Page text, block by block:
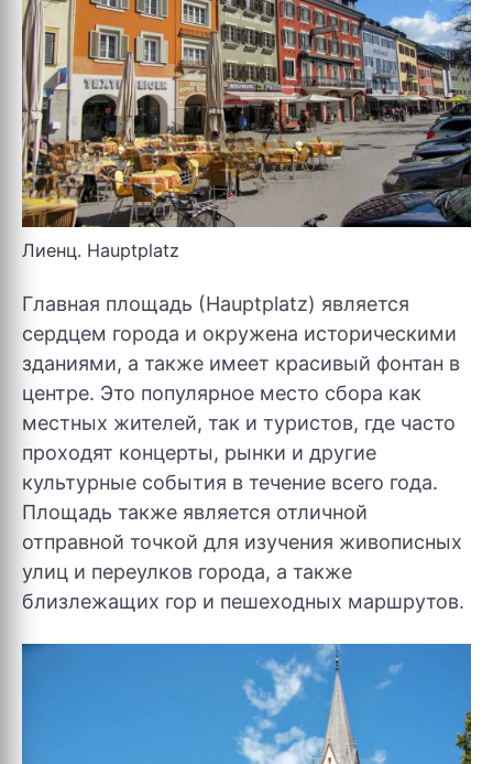
Лиенц. Hauptplatz
Главная площадь (Hauptplatz) является
сердцем города и окружена историческими
зданиями, а также имеет красивый фонтан в
центре. Это популярное место сбора как
местных жителей, так и туристов, где часто
проходят концерты, рынки и другие
культурные события в течение всего года.
Площадь также является отличной
отправной точкой для изучения живописных
улиц и переулков города, а также
близлежащих гор и пешеходных маршрутов.